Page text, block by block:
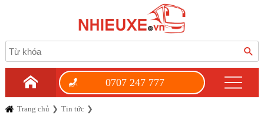
0707 247 777
Trang chủ Tin tức